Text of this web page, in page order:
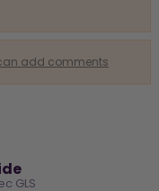
add comments
GLS